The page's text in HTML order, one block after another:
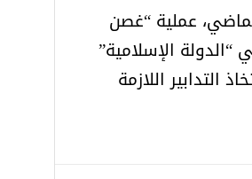
الثاني الماضي، عملية “غصن
الإسلامية”
اللازمة